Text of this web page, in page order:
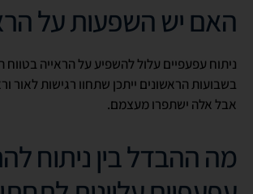
האם יש השפעות על
ניתוח עפעפיים עלול להשפיע על הראייה
בשבועות הראשונים ייתכן שתחוו רגישות לאור
אבל אלה ישתפרו מעצמם.
מה ההבדל בין ניתוח